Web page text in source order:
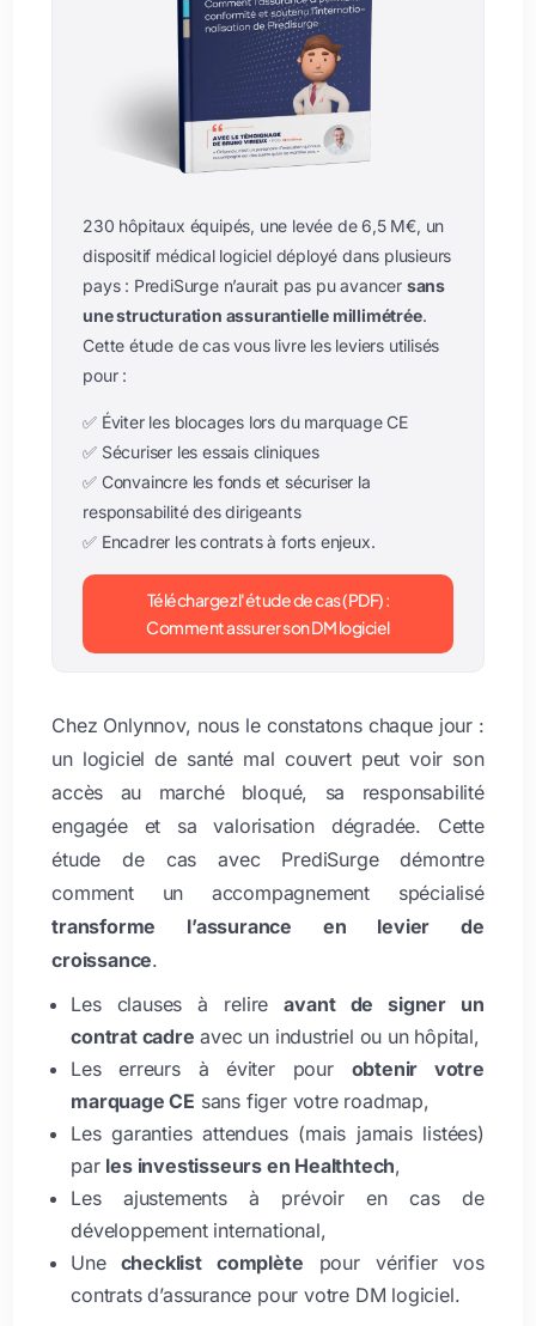
230 hôpitaux équipés, une levée de 6,5 M€, un
dispositif médical logiciel déployé dans plusieurs
pays : PrediSurge n’aurait pas pu avancer sans
une structuration assurantielle millimétrée.
Cette étude de cas vous livre les leviers utilisés
pour :
✅ Éviter les blocages lors du marquage CE
✅ Sécuriser les essais cliniques
✅ Convaincre les fonds et sécuriser la
responsabilité des dirigeants
✅ Encadrer les contrats à forts enjeux.
Téléchargez l'étude de cas (PDF) :
Comment assurer son DM logiciel
Chez Onlynnov, nous le constatons chaque jour :
un logiciel de santé mal couvert peut voir son
accès au marché bloqué, sa responsabilité
engagée et sa valorisation dégradée. Cette
étude de cas avec PrediSurge démontre
comment un accompagnement spécialisé
transforme l’assurance en levier de
croissance.
Les clauses à relireavant de signer un
contrat cadre avec un industriel ou un hôpital,
Les erreurs à éviter pour obtenir votre
marquage CE sans figer votre roadmap,
Les garanties attendues (mais jamais listées)
par les investisseurs en Healthtech,
Les ajustements à prévoir en cas de
développement international,
Unechecklist complète pour vérifier vos
contrats d’assurance pour votre DM logiciel.